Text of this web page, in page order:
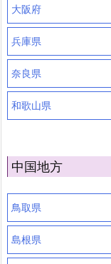
大阪府
兵庫県
奈良県
和歌山県
中国地方
鳥取県
島根県